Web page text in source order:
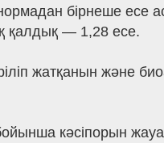
бірнеше есе
қалдық — 1,28 есе.
жатқанын және
кәсіпорын